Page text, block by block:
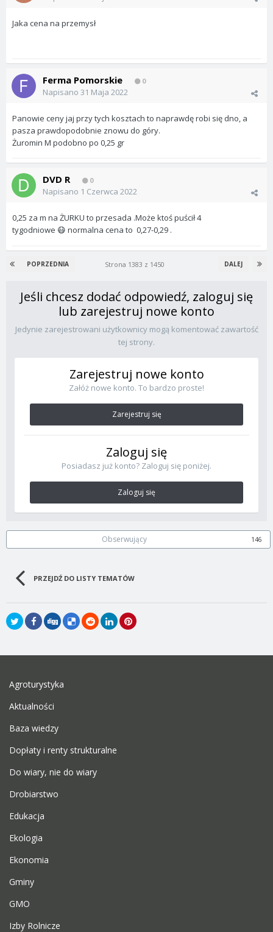
Jaka cena na przemysł
Ferma Pomorskie 0
Napisano 31 Maja 2022
Panowie ceny jaj przy tych kosztach to naprawdę robi się dno, a
pasza prawdopodobnie znowu do góry.
Żuromin M podobno po 0,25 gr
DVD R 0
Napisano 1 Czerwca 2022
0,25 za m na ŻURKU to przesada .Może ktoś puścił 4
tygodniowe 😷 normalna cena to 0,27-0,29 .
POPRZEDNIA DALEJ
Strona 1383 z 1450
Jeśli chcesz dodać odpowiedź, zaloguj się
lub zarejestruj nowe konto
Jedynie zarejestrowani użytkownicy mogą komentować zawartość
tej strony.
Zarejestruj nowe konto
Załóż nowe konto. To bardzo proste!
Zarejestruj się
Zaloguj się
Posiadasz już konto? Zaloguj się poniżej.
Zaloguj się
Obserwujący 146
PRZEJDŹ DO LISTY TEMATÓW
Agroturystyka
Aktualności
Baza wiedzy
Dopłaty i renty strukturalne
Do wiary, nie do wiary
Drobiarstwo
Edukacja
Ekologia
Ekonomia
Gminy
GMO
Izby Rolnicze